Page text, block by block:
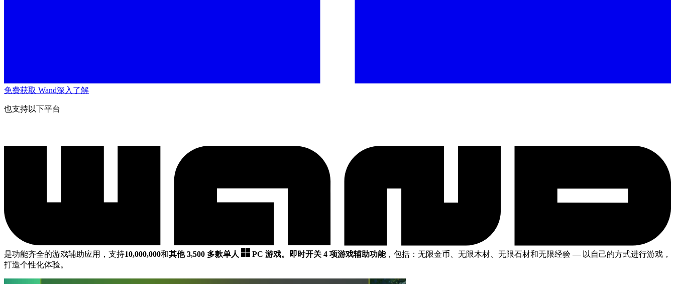
免费获取 Wand深入了解
也支持以下平台
是功能齐全的游戏辅助应用，支持10,000,000和其他 3,500 多款单人 PC 游戏。 即时开关 4 项游戏辅助功能，包括：无限金币、无限木材、无限石材和无限经验 — 以自己的方式进行游戏，
打造个性化体验。